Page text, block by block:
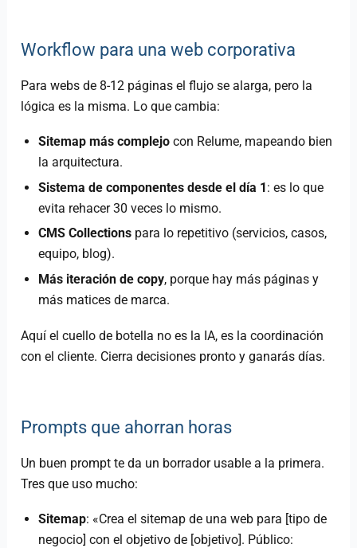
Workflow para una web corporativa
Para webs de 8-12 páginas el flujo se alarga, pero la
lógica es la misma. Lo que cambia:
Sitemap más complejo con Relume, mapeando bien
la arquitectura.
Sistema de componentes desde el día 1: es lo que
evita rehacer 30 veces lo mismo.
CMS Collections para lo repetitivo (servicios, casos,
equipo, blog).
Más iteración de copy, porque hay más páginas y
más matices de marca.
Aquí el cuello de botella no es la IA, es la coordinación
con el cliente. Cierra decisiones pronto y ganarás días.
Prompts que ahorran horas
Un buen prompt te da un borrador usable a la primera.
Tres que uso mucho:
Sitemap: «Crea el sitemap de una web para [tipo de
negocio] con el objetivo de [objetivo]. Público: